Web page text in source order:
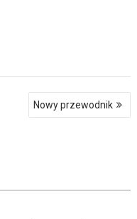
Nowy przewodnik